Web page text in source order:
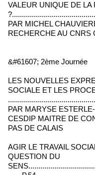
VALEUR UNIQUE DE LA
PAR MICHEL
RECHERCHE AU CNRS
&#61607; 2ème Journée
LES NOUVELLES
SOCIALE ET LES
PAR MARYSE
CESDIP MAITRE DE
PAS DE CALAIS
AGIR LE TRAVAIL
QUESTION DU